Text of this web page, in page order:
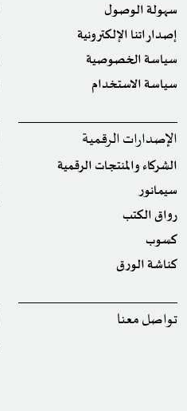
سهولة الوصول
إصداراتنا الإلكترونية
سياسة الخصوصية
سياسة الاستخدام
الإصدارات الرقمية
الشركاء والمنتجات الرقمية
سيمانور
رواق الكتب
كسوب
كناشة الورق
تواصل معنا